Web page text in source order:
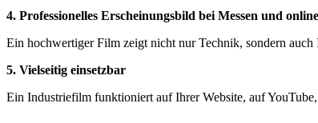
4. Professionelles Erscheinungsbild bei Messen und online
Ein hochwertiger Film zeigt nicht nur Technik, sondern
5. Vielseitig einsetzbar
Ein Industriefilm funktioniert auf Ihrer Website, auf